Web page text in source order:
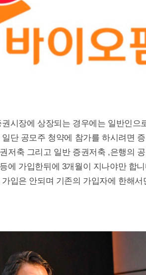
시장에 상장되는 경우에는 일반인으
단 공모주 청약에 참가를 하시려면
저축 그리고 일반 증권저축 ,은행의
에 가입한뒤에 3개월이 지나야만 합
입은 안되며 기존의 가입자에 한해